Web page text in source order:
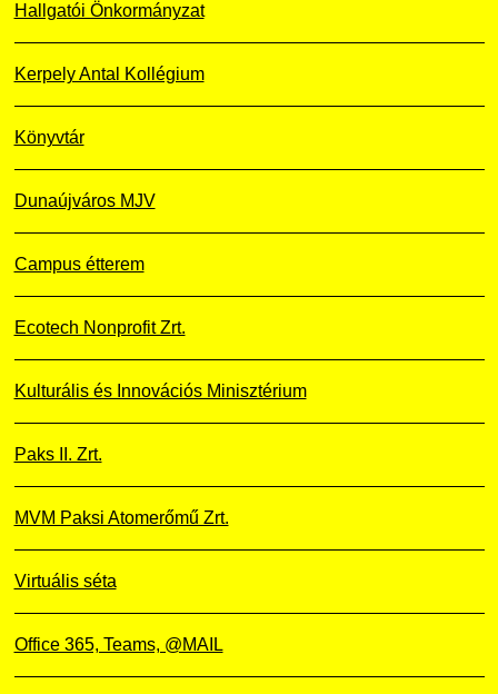
Hallgatói Önkormányzat
Kerpely Antal Kollégium
Könyvtár
Dunaújváros MJV
Campus étterem
Ecotech Nonprofit Zrt.
Kulturális és Innovációs Minisztérium
Paks II. Zrt.
MVM Paksi Atomerőmű Zrt.
Virtuális séta
Office 365, Teams, @MAIL